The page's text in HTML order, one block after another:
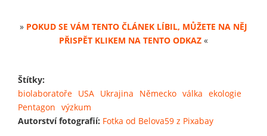
» POKUD SE VÁM TENTO ČLÁNEK LÍBIL, MŮŽETE NA NĚJ
PŘISPĚT KLIKEM NA TENTO ODKAZ «
Štítky:
biolaboratoře USA Ukrajina Německo válka ekologie
Pentagon výzkum
Autorství fotografií: Fotka od Belova59 z Pixabay